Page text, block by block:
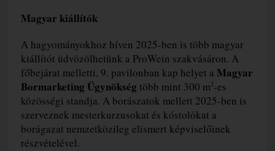
Magyar kiállítók
A hagyományokhoz híven 2025-ben is több magyar
kiállítót üdvözölhetünk a ProWein szakvásáron. A
főbejárat melletti, 9. pavilonban kap helyet a Magyar
Bormarketing Ügynökség több mint 300 m2-es
közösségi standja. A borászatok mellett 2025-ben is
szerveznek mesterkurzusokat és kóstolókat a
borágazat nemzetközileg elismert képviselőinek
részvételével.